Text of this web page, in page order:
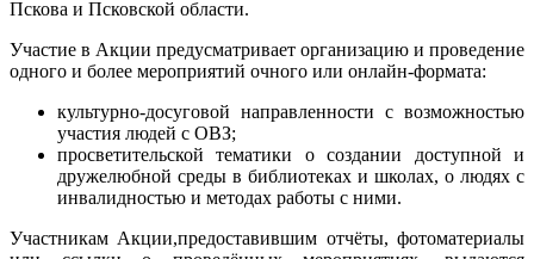
Пскова и Псковской области.
Участие в Акции предусматривает организацию и проведение
одного и более мероприятий очного или онлайн-формата:
культурно-досуговой направленности с возможностью
участия людей с ОВЗ;
просветительской тематики о создании доступной и
дружелюбной среды в библиотеках и школах, о людях с
инвалидностью и методах работы с ними.
Участникам Акции,предоставившим отчёты, фотоматериалы